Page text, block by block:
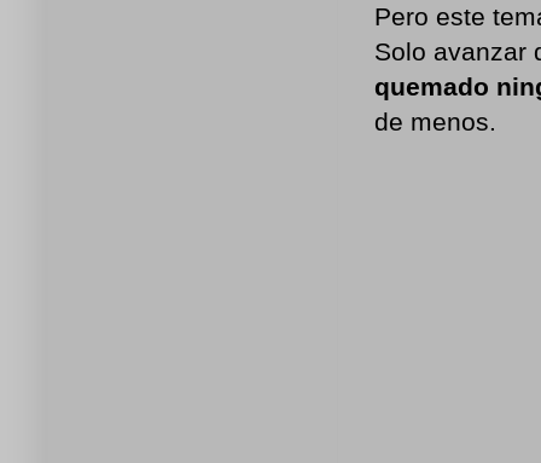
Pero este
Solo avanzar
quemado
de menos.